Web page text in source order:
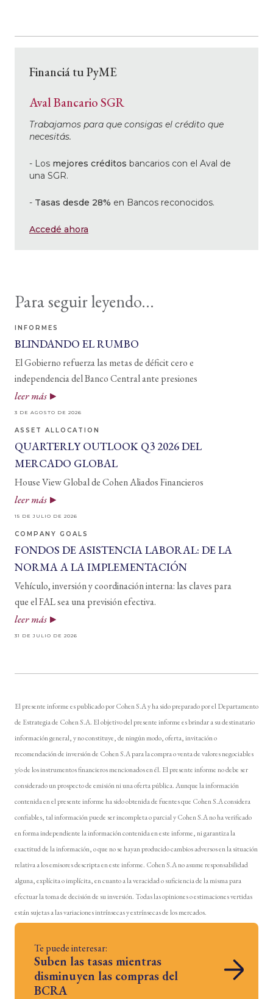
Financiá tu PyME
Aval Bancario SGR
Trabajamos para que consigas el crédito que
necesitás.
- Los mejores créditos bancarios con el Aval de
una SGR.
- Tasas desde 28% en Bancos reconocidos.
Accedé ahora
Para seguir leyendo...
INFORMES
BLINDANDO EL RUMBO
El Gobierno refuerza las metas de déficit cero e
independencia del Banco Central ante presiones
leer más
3 DE AGOSTO DE 2026
ASSET ALLOCATION
QUARTERLY OUTLOOK Q3 2026 DEL
MERCADO GLOBAL
House View Global de Cohen Aliados Financieros
leer más
15 DE JULIO DE 2026
COMPANY GOALS
FONDOS DE ASISTENCIA LABORAL: DE LA
NORMA A LA IMPLEMENTACIÓN
Vehículo, inversión y coordinación interna: las claves para
que el FAL sea una previsión efectiva.
leer más
31 DE JULIO DE 2026
El presente informe es publicado por Cohen S.A y ha sido preparado por el Departamento
de Estrategia de Cohen S.A. El objetivo del presente informe es brindar a su destinatario
información general, y no constituye, de ningún modo, oferta, invitación o
recomendación de inversión de Cohen S.A para la compra o venta de valores negociables
y/o de los instrumentos financieros mencionados en él. El presente informe no debe ser
considerado un prospecto de emisión ni una oferta pública. Aunque la información
contenida en el presente informe ha sido obtenida de fuentes que Cohen S.A considera
confiables, tal información puede ser incompleta o parcial y Cohen S.A no ha verificado
en forma independiente la información contenida en este informe, ni garantiza la
exactitud de la información, o que no se hayan producido cambios adversos en la situación
relativa a los emisores descripta en este informe. Cohen S.A no asume responsabilidad
alguna, explícita o implícita, en cuanto a la veracidad o suficiencia de la misma para
efectuar la toma de decisión de su inversión. Todas las opiniones o estimaciones vertidas
están sujetas a las variaciones intrínsecas y extrínsecas de los mercados.
Te puede interesar:
Suben las tasas mientras
disminuyen las compras del
BCRA